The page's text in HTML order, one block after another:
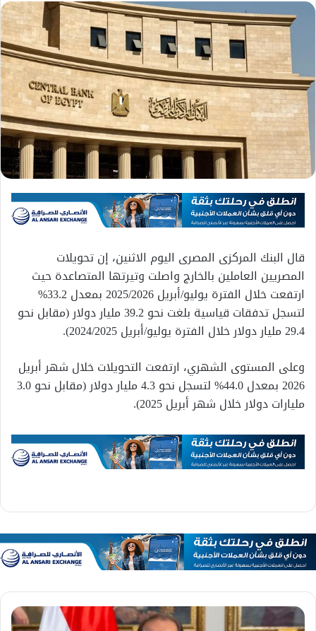
قال البنك المركزى المصرى اليوم الاثنين، إن تحويلات
المصريين العاملين بالخارج واصلت وتيرتها المتصاعدة حيث
ارتفعت خلال الفترة يوليو/أبريل 2025/2026 بمعدل 33.2%
لتسجل تدفقات قياسية بلغت نحو 39.2 مليار دولار (مقابل نحو
29.4 مليار دولار خلال الفترة يوليو/أبريل 2024/2025).
وعلى المستوى الشهري، ارتفعت التحويلات خلال شهر أبريل
2026 بمعدل 44.0% لتسجل نحو 4.3 مليار دولار (مقابل نحو 3.0
مليارات دولار خلال شهر أبريل 2025).